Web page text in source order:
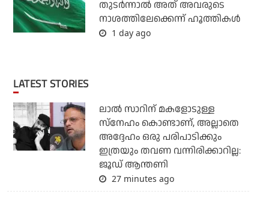
തുടര്‍ന്നാല്‍ അത് അവരുടെ
നാശത്തിലേക്കെന്ന് ഹൂത്തികള്‍
1 day ago
LATEST STORIES
ലാൽ സാറിന് മകളോടുള്ള
സ്നേഹം കൊണ്ടാണ്, അല്ലാതെ
അദ്ദേഹം ഒരു പരിപാടിക്കും
ഇത്രയും തവണ വന്നിരിക്കാറില്ല:
ജൂഡ് ആന്തണി
27 minutes ago